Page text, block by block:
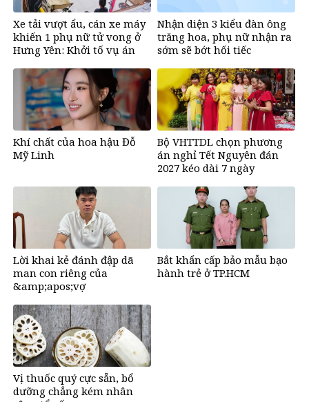
Xe tải vượt ẩu, cán xe máy
khiến 1 phụ nữ tử vong ở
Hưng Yên: Khởi tố vụ án
Nhận diện 3 kiểu đàn ông
trăng hoa, phụ nữ nhận ra
sớm sẽ bớt hối tiếc
Khí chất của hoa hậu Đỗ
Mỹ Linh
Bộ VHTTDL chọn phương
án nghỉ Tết Nguyên đán
2027 kéo dài 7 ngày
Lời khai kẻ đánh đập dã
man con riêng của
&amp;apos;vợ
1 giờ sáng
Bắt khẩn cấp bảo mẫu bạo
hành trẻ ở TP.HCM
Vị thuốc quý cực sẵn, bổ
dưỡng chẳng kém nhân